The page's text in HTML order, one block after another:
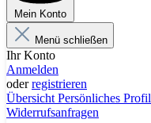
Mein Konto
Menü schließen
Ihr Konto
Anmelden
oderregistrieren
Übersicht Persönliches Profil
Widerrufsanfragen